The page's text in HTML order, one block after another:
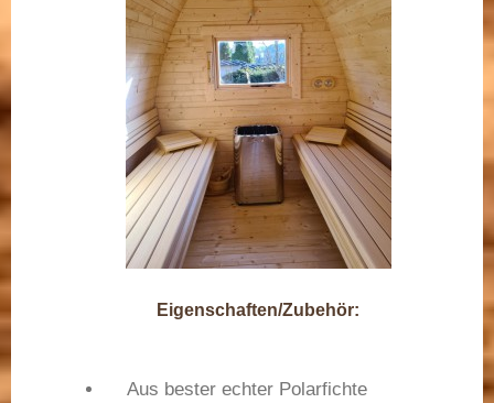
Eigenschaften/Zubehör:
Aus bester echter Polarfichte